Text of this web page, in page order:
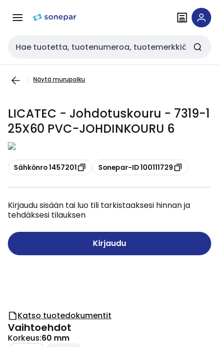
navigointiinsisältöön
Haku
Näytä murupolku
LICATEC - Johdotuskouru - 7319-1
25X60 PVC-JOHDINKOURU 6
Kopioi
Sähkönro 1457201 Kopioi
Sonepar-ID 100111729
Kirjaudu sisään tai luo tili tarkistaaksesi hinnan ja
tehdäksesi tilauksen
Kirjaudu
Katso tuotedokumentit
Vaihtoehdot
Korkeus:60 mm